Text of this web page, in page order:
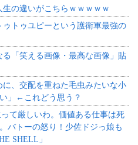
の違いがこちらｗｗｗｗｗ
ゥトゥユピーという護衛軍最強の
る「笑える画像・最高な画像」貼
、交配を重ねた毛虫みたいな小
」←これどう思う？
て厳しいわ。価値ある仕事は死
トーの怒り！少佐ドジっ娘も
SHELL」